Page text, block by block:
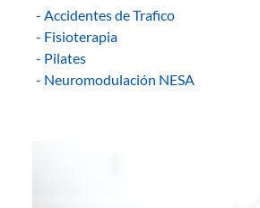
- Accidentes de Trafico
- Fisioterapia
- Pilates
- Neuromodulación NESA